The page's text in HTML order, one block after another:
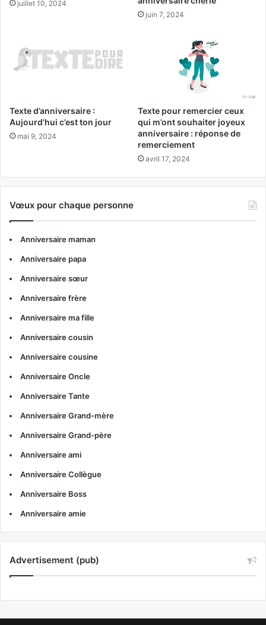
juillet 10, 2024
juin 7, 2024
Texte d’anniversaire :
Aujourd’hui c’est ton jour
mai 9, 2024
Texte pour remercier ceux
qui m’ont souhaiter joyeux
anniversaire : réponse de
remerciement
avril 17, 2024
Vœux pour chaque personne
Anniversaire maman
Anniversaire papa
Anniversaire sœur
Anniversaire frère
Anniversaire ma fille
Anniversaire cousin
Anniversaire cousine
Anniversaire Oncle
Anniversaire Tante
Anniversaire Grand-mère
Anniversaire Grand-père
Anniversaire ami
Anniversaire Collègue
Anniversaire Boss
Anniversaire amie
Advertisement (pub)